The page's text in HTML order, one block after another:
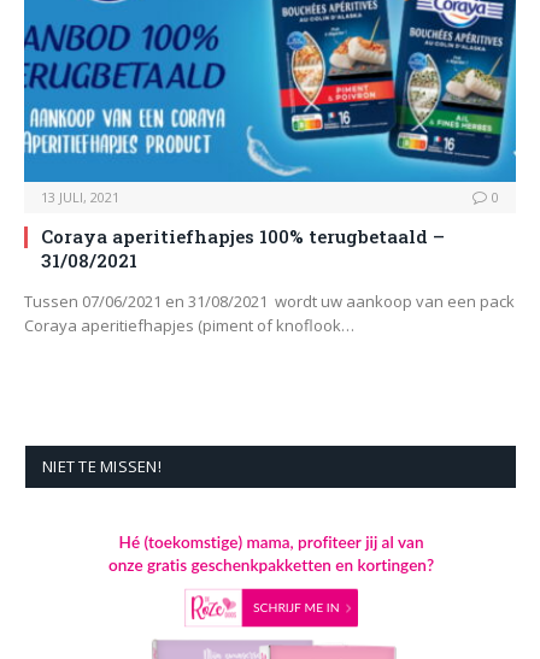
13 JULI, 2021 0
Coraya aperitiefhapjes 100% terugbetaald –
31/08/2021
Tussen 07/06/2021 en 31/08/2021 wordt uw aankoop van een pack
Coraya aperitiefhapjes (piment of knoflook…
NIET TE MISSEN!